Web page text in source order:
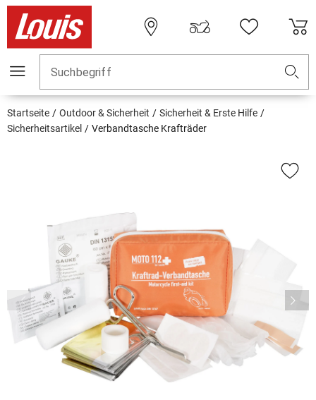
Suchbegriff
Startseite Outdoor & Sicherheit
Sicherheit & Erste Hilfe
Sicherheitsartikel
Verbandtasche Krafträder